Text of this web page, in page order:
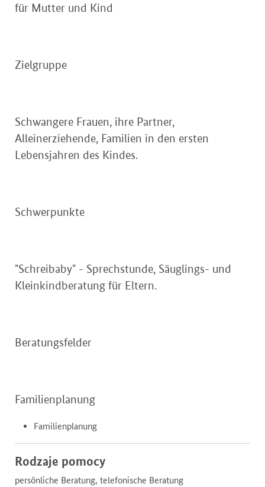
für Mutter und Kind
Zielgruppe
Schwangere Frauen, ihre Partner,
Alleinerziehende, Familien in den ersten
Lebensjahren des Kindes.
Schwerpunkte
"Schreibaby" - Sprechstunde, Säuglings- und
Kleinkindberatung für Eltern.
Beratungsfelder
Familienplanung
Familienplanung
Rodzaje pomocy
persönliche Beratung, telefonische Beratung